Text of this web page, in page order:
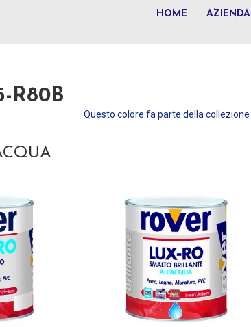
HOME AZIENDA
R80B
Questo colore fa parte della collezione